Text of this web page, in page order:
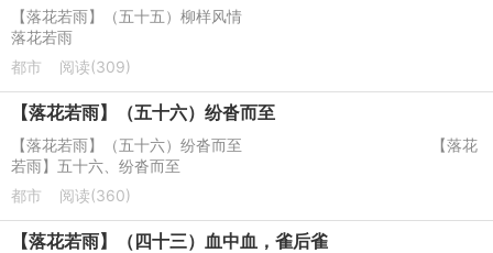
【落花若雨】（五十五）柳样风情
落花若雨
都市
阅读(309)
【落花若雨】（五十六）纷沓而至
【落花若雨】（五十六）纷沓而至 【落花
若雨】五十六、纷沓而至
都市
阅读(360)
【落花若雨】（四十三）血中血，雀后雀